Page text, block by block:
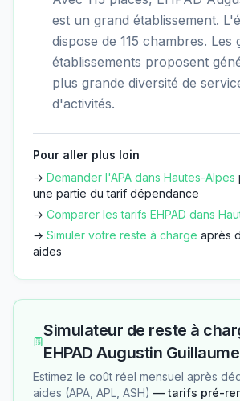
est un grand établissement.
dispose de 115 chambres. Les
établissements proposent
plus grande diversité de
d'activités.
Pour aller plus loin
→ Demander l'APA dans Hautes-Alpes
une partie du tarif dépendance
→ Comparer les tarifs EHPAD dans
→ Simuler votre reste à charge après
aides
Simulateur de reste à
EHPAD Augustin Guillaume
Estimez le coût réel mensuel après
aides (APA, APL, ASH) — tarifs pré-